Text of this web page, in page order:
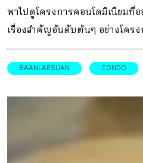
พาไปดูโครงการคอนโดมิเนียมที่
เรื่องสำคัญอันดับต้นๆ อย่างโคร
โดที่ คนรักสวน ต้องหลงรักที่นี่
BAANLAESUAN CONDO